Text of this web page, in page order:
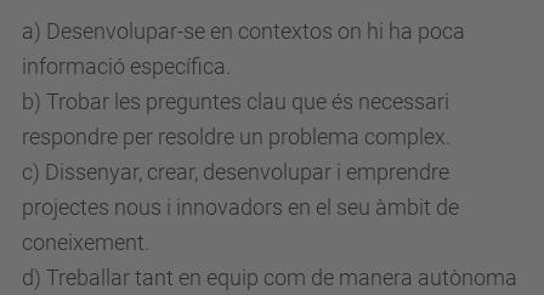
a) Desenvolupar-se en contextos on hi ha poca
informació específica.
b) Trobar les preguntes clau que és necessari
respondre per resoldre un problema complex.
c) Dissenyar, crear, desenvolupar i emprendre
projectes nous i innovadors en el seu àmbit de
coneixement.
d) Treballar tant en equip com de manera autònoma